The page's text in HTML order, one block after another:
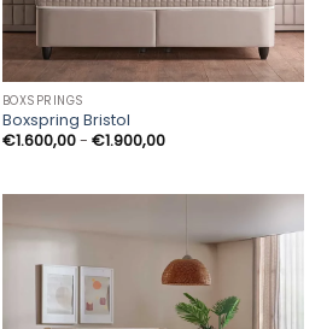
BOXSPRINGS
Boxspring Bristol
€1.600,00- €1.900,00Prijsklasse: